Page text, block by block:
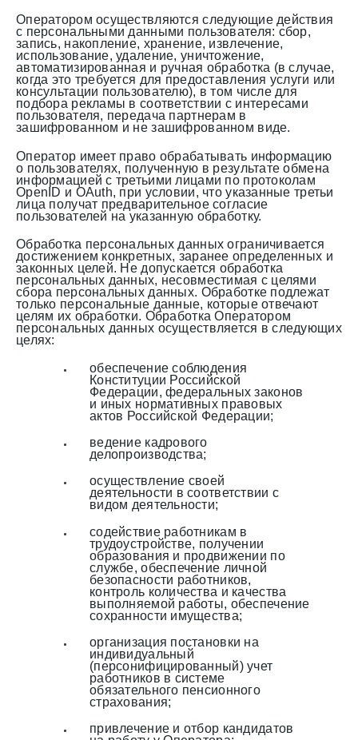
Оператором осуществляются следующие действия
с персональными данными пользователя: сбор,
запись, накопление, хранение, извлечение,
использование, удаление, уничтожение,
автоматизированная и ручная обработка (в случае,
когда это требуется для предоставления услуги или
консультации пользователю), в том числе для
подбора рекламы в соответствии с интересами
пользователя, передача партнерам в
зашифрованном и не зашифрованном виде.
Оператор имеет право обрабатывать информацию
о пользователях, полученную в результате обмена
информацией с третьими лицами по протоколам
OpenID и OAuth, при условии, что указанные третьи
лица получат предварительное согласие
пользователей на указанную обработку.
Обработка персональных данных ограничивается
достижением конкретных, заранее определенных и
законных целей. Не допускается обработка
персональных данных, несовместимая с целями
сбора персональных данных. Обработке подлежат
только персональные данные, которые отвечают
целям их обработки. Обработка Оператором
персональных данных осуществляется в следующих
целях:
обеспечение соблюдения
Конституции Российской
Федерации, федеральных законов
и иных нормативных правовых
актов Российской Федерации;
ведение кадрового
делопроизводства;
осуществление своей
деятельности в соответствии с
видом деятельности;
содействие работникам в
трудоустройстве, получении
образования и продвижении по
службе, обеспечение личной
безопасности работников,
контроль количества и качества
выполняемой работы, обеспечение
сохранности имущества;
организация постановки на
индивидуальный
(персонифицированный) учет
работников в системе
обязательного пенсионного
страхования;
привлечение и отбор кандидатов